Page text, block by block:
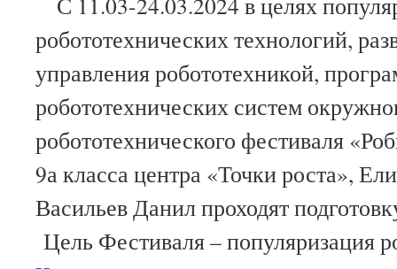
робототехнических технологий,
управления робототехникой,
робототехнических систем
робототехнического фестиваля
9а класса центра «Точки роста»,
Васильев Данил проходят
Цель Фестиваля – популяризация